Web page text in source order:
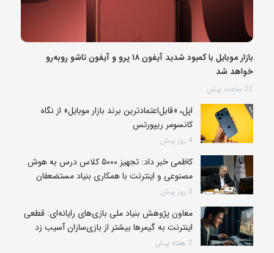
بازار موبایل با کمبود شدید آیفون ۱۸ پرو و آیفون تاشو روبه‌رو
خواهد شد
22 ساعت پیش
اپل، «قابل‌اعتمادترین برند بازار موبایل» از نگاه
کانسومر ریپورتس
4 روز پیش
کاظمی خبر داد: تجهیز ۵۰۰۰ کلاس درس به هوش
مصنوعی و اینترنت با همکاری بنیاد مستضعفان
4 روز پیش
معاون پژوهش بنیاد ملی بازی‌های رایانه‌ای: قطعی
اینترنت به گیمرها بیشتر از بازی‌سازان آسیب زد
2 هفته پیش